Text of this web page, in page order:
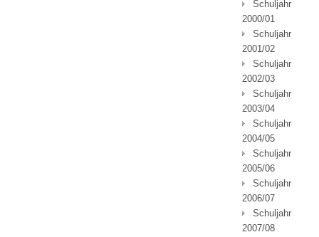
Schuljahr
2000/01
Schuljahr
2001/02
Schuljahr
2002/03
Schuljahr
2003/04
Schuljahr
2004/05
Schuljahr
2005/06
Schuljahr
2006/07
Schuljahr
2007/08